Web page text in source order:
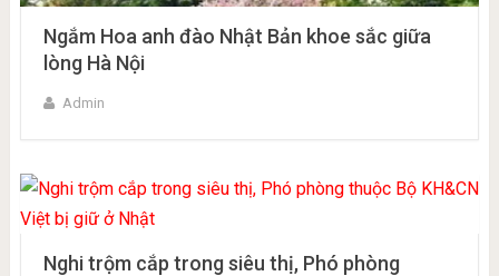
Ngắm Hoa anh đào Nhật Bản khoe sắc giữa
lòng Hà Nội
Admin
Nghi trộm cắp trong siêu thị, Phó phòng